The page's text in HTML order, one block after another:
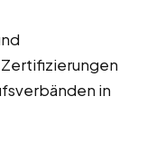
in